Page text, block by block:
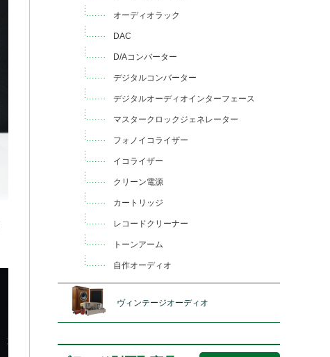
オーディオラック
DAC
D/Aコンバーター
デジタルコンバーター
デジタルオーディオインターフェース
マスタークロックジェネレーター
フォノイコライザー
イコライザー
クリーン電源
カートリッジ
レコードクリーナー
トーンアーム
自作オーディオ
ヴィンテージオーディオ